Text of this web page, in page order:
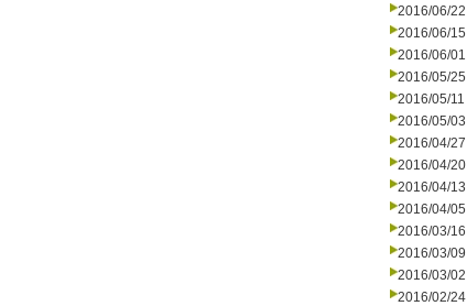
2016/06/22
2016/06/15
2016/06/01
2016/05/25
2016/05/11
2016/05/03
2016/04/27
2016/04/20
2016/04/13
2016/04/05
2016/03/16
2016/03/09
2016/03/02
2016/02/24